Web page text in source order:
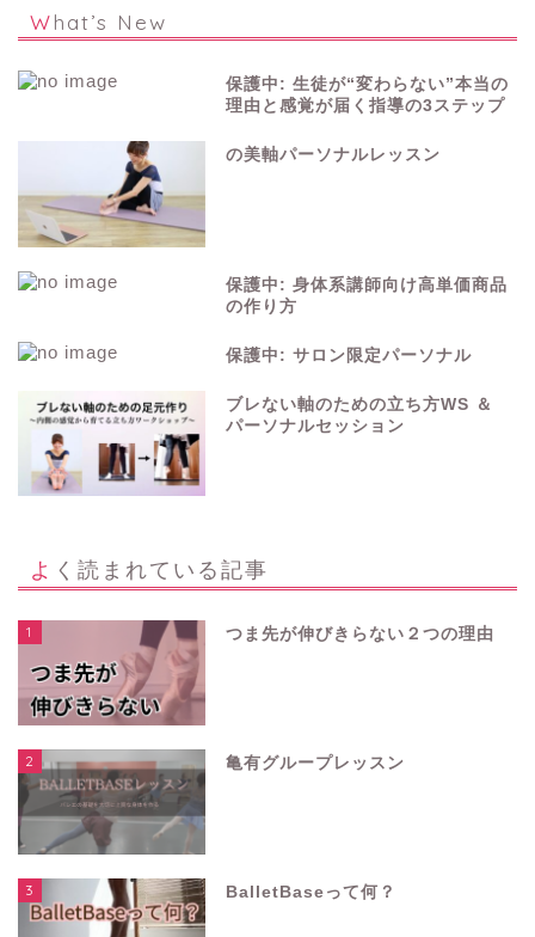
What’s New
保護中: 生徒が“変わらない”本当の
理由と感覚が届く指導の3ステップ
の美軸パーソナルレッスン
保護中: 身体系講師向け高単価商品
の作り方
保護中: サロン限定パーソナル
ブレない軸のための立ち方WS ＆
パーソナルセッション
よく読まれている記事
1 つま先が伸びきらない２つの理由
2 亀有グループレッスン
3 BalletBaseって何？